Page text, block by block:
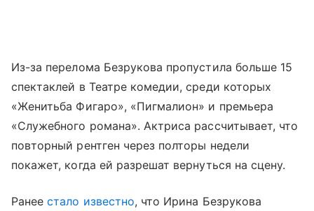
Из-за перелома Безрукова пропустила больше 15
спектаклей в Театре комедии, среди которых
«Женитьба Фигаро», «Пигмалион» и премьера
«Служебного романа». Актриса рассчитывает, что
повторный рентген через полторы недели
покажет, когда ей разрешат вернуться на сцену.
Ранеестало известно, что Ирина Безрукова